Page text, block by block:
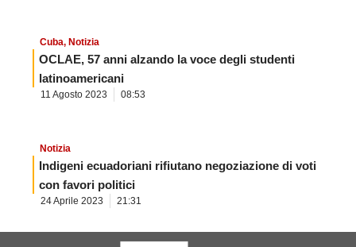
Cuba, Notizia
OCLAE, 57 anni alzando la voce degli studenti
latinoamericani
11 Agosto 2023 08:53
Notizia
Indigeni ecuadoriani rifiutano negoziazione di voti
con favori politici
24 Aprile 2023 21:31